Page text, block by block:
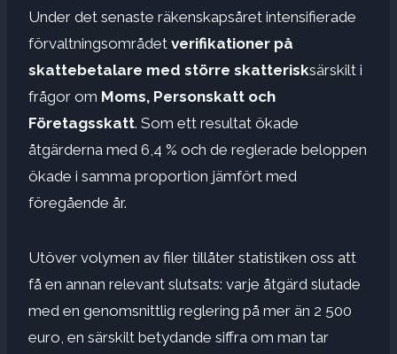
Under det senaste räkenskapsåret intensifierade
förvaltningsområdet verifikationer på
skattebetalare med större skatterisksärskilt i
frågor om Moms, Personskatt och
Företagsskatt. Som ett resultat ökade
åtgärderna med 6,4 % och de reglerade beloppen
ökade i samma proportion jämfört med
föregående år.
Utöver volymen av filer tillåter statistiken oss att
få en annan relevant slutsats: varje åtgärd slutade
med en genomsnittlig reglering på mer än 2 500
euro, en särskilt betydande siffra om man tar